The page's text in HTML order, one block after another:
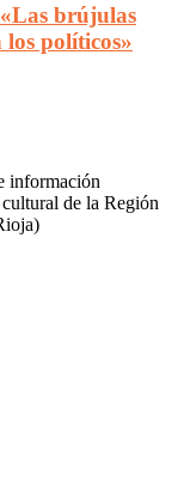
«Las brújulas
políticos»
información
de la Región